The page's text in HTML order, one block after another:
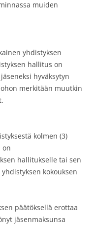
muiden
yhdistyksen
hallitus on
hyväksytyn
merkitään muutkin
kolmen (3)
on
hallitukselle tai sen
kokouksen
päätöksellä erottaa
jäsenmaksunsa